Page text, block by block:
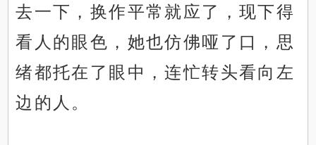
去一下，换作平常就应了，现下得
看人的眼色，她也仿佛哑了口，思
绪都托在了眼中，连忙转头看向左
边的人。